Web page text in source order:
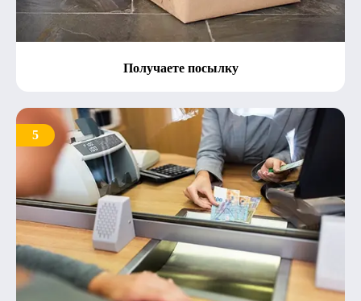
Получаете посылку
5